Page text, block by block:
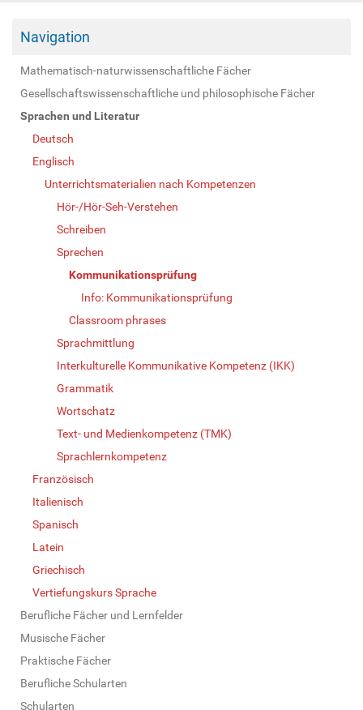
Navigation
Mathematisch-naturwissenschaftliche Fächer
Gesellschaftswissenschaftliche und philosophische Fächer
Sprachen und Literatur
Deutsch
Englisch
Unterrichtsmaterialien nach Kompetenzen
Hör-/Hör-Seh-Verstehen
Schreiben
Sprechen
Kommunikationsprüfung
Info: Kommunikationsprüfung
Classroom phrases
Sprachmittlung
Interkulturelle Kommunikative Kompetenz (IKK)
Grammatik
Wortschatz
Text- und Medienkompetenz (TMK)
Sprachlernkompetenz
Französisch
Italienisch
Spanisch
Latein
Griechisch
Vertiefungskurs Sprache
Berufliche Fächer und Lernfelder
Musische Fächer
Praktische Fächer
Berufliche Schularten
Schularten